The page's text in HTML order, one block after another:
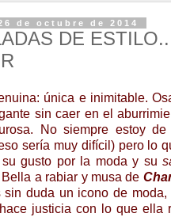
de octubre de 2014
DE
única e inimitable.
sin caer en el
No siempre estoy
sería muy difícil) pero lo
su gusto por la moda y su
a rabiar y musa de
sin duda un icono de moda,
justicia con lo que ella